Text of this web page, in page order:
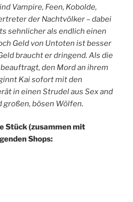
Vampire, Feen, Kobolde,
der Nachtvölker – dabei
sehnlicher als endlich einen
Geld von Untoten ist besser
braucht er dringend. Als die
den Mord an ihrem
Kai sofort mit den
in einen Strudel aus Sex and
großen, bösen Wölfen.
Stück (zusammen mit
Shops: